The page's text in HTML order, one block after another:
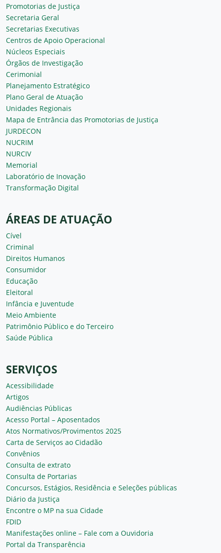
Promotorias de Justiça
Secretaria Geral
Secretarias Executivas
Centros de Apoio Operacional
Núcleos Especiais
Órgãos de Investigação
Cerimonial
Planejamento Estratégico
Plano Geral de Atuação
Unidades Regionais
Mapa de Entrância das Promotorias de Justiça
JURDECON
NUCRIM
NURCIV
Memorial
Laboratório de Inovação
Transformação Digital
ÁREAS DE ATUAÇÃO
Cível
Criminal
Direitos Humanos
Consumidor
Educação
Eleitoral
Infância e Juventude
Meio Ambiente
Patrimônio Público e do Terceiro
Saúde Pública
SERVIÇOS
Acessibilidade
Artigos
Audiências Públicas
Acesso Portal – Aposentados
Atos Normativos/Provimentos 2025
Carta de Serviços ao Cidadão
Convênios
Consulta de extrato
Consulta de Portarias
Concursos, Estágios, Residência e Seleções públicas
Diário da Justiça
Encontre o MP na sua Cidade
FDID
Manifestações online – Fale com a Ouvidoria
Portal da Transparência